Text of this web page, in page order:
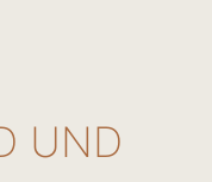
UND